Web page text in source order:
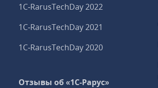
1C‑RarusTechDay 2022
1C‑RarusTechDay 2021
1C‑RarusTechDay 2020
Отзывы об «1С-Рарус»